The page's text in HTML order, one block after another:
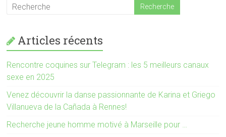
u
v
e
f
e
ê
t
r
o
u
l
e
f
n
ê
t
)
Articles récents
Rencontre coquines sur Telegram : les 5 meilleurs canaux
sexe en 2025
Venez découvrir la danse passionnante de Karina et Griego
Villanueva de la Cañada à Rennes!
Recherche jeune homme motivé à Marseille pour …